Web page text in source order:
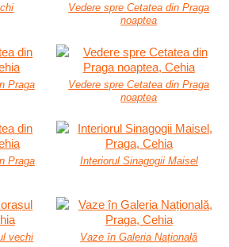
Vedere spre Cetatea din Praga
noaptea
Praga
Vedere spre Cetatea din Praga
noaptea
Praga
Interiorul Sinagogii Maisel
vechi Vaze în Galeria Națională